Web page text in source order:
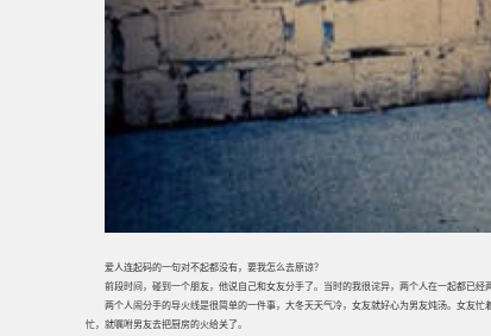
爱人连起码的一句对不起都没有，要我怎么去原谅？
前段时间，碰到一个朋友，他说自己和女友分手了。当时的我很诧异，两个人在一起都已经
两个人闹分手的导火线是很简单的一件事，大冬天天气冷，女友就好心为男友炖汤。女友
忙，就嘱咐男友去把厨房的火给关了。